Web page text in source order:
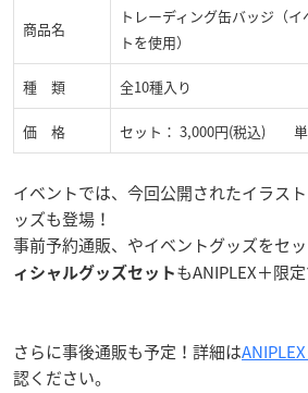
商品名
トレーディング缶バッジ（
トを使用）
種 類 全10種入り
価 格 セット： 3,000円(税込) 単
イベントでは、今回公開されたイラス
ッズも登場！
事前予約通販、やイベントグッズをセ
ィシャルグッズセット もANIPLEX＋限
さらに事後通販も予定！詳細は
認ください。